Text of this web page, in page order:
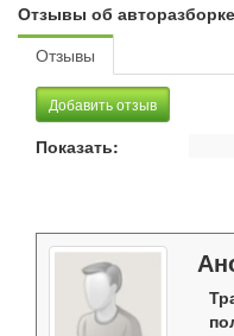
Отзывы об
Отзывы
Добавить отзыв
Показать: